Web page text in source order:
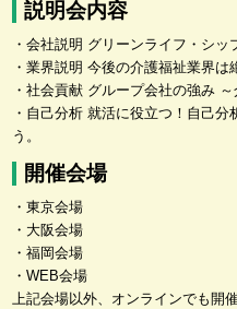
説明会内容
・会社説明 グリーンライフ・シッ
・業界説明 今後の介護福祉業界は
・社会貢献 グループ会社の強み
・自己分析 就活に役立つ！自己
う。
開催会場
・東京会場
・大阪会場
・福岡会場
・WEB会場
上記会場以外、オンラインでも開